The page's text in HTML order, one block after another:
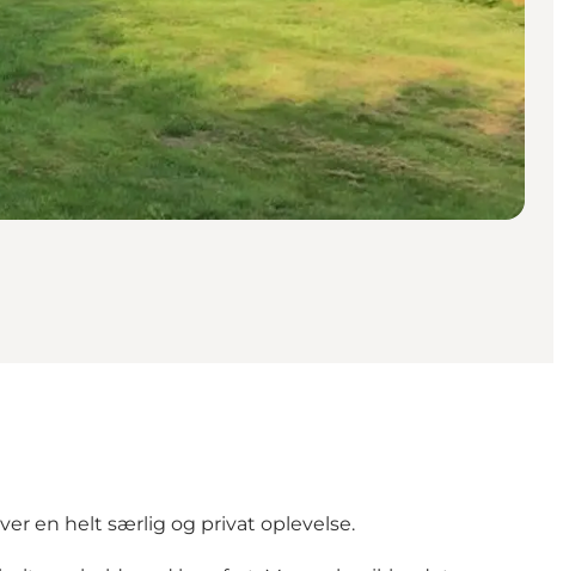
en helt særlig og privat oplevelse.